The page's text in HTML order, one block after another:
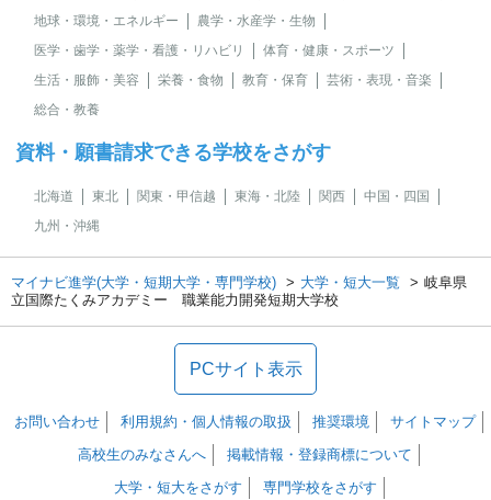
地球・環境・エネルギー
農学・水産学・生物
医学・歯学・薬学・看護・リハビリ
体育・健康・スポーツ
生活・服飾・美容
栄養・食物 教育・保育
芸術・表現・音楽
総合・教養
資料・願書請求できる学校をさがす
北海道 東北 関東・甲信越 東海・北陸 関西
中国・四国
九州・沖縄
マイナビ進学(大学・短期大学・専門学校) 大学・短大一覧
岐阜県
立国際たくみアカデミー 職業能力開発短期大学校
PCサイト表示
お問い合わせ 利用規約・個人情報の取扱 推奨環境
サイトマップ
高校生のみなさんへ
掲載情報・登録商標について
大学・短大をさがす
専門学校をさがす